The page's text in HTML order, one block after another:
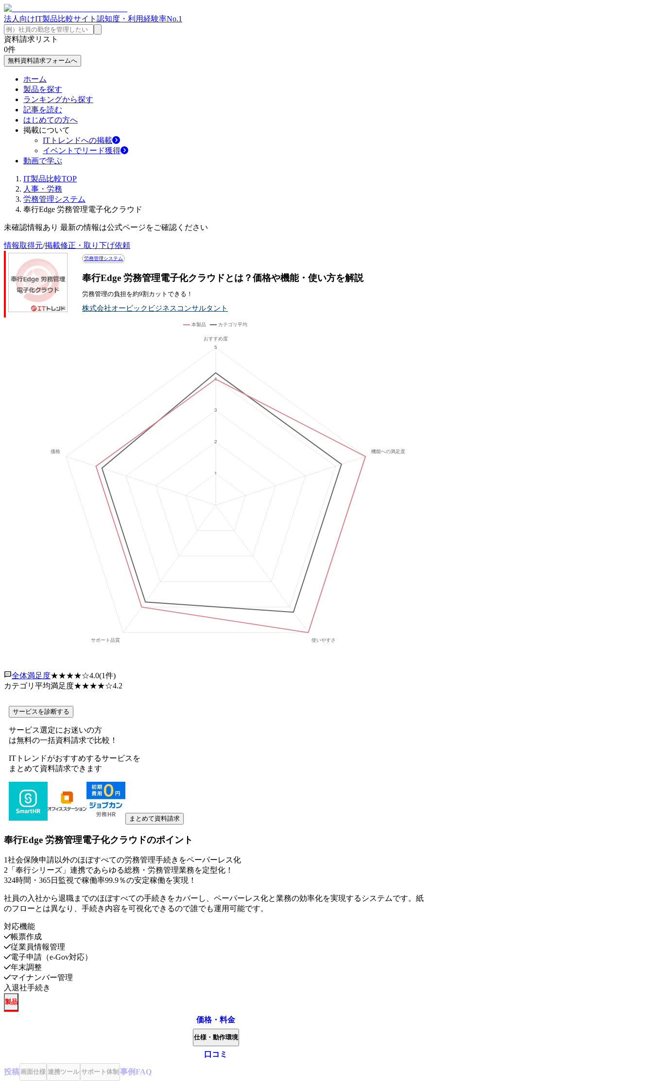
法人向けIT製品比較サイト 認知度・利用経験率No.1
資料請求リスト
0件
無料資料請求フォームへ
ホーム
製品を探す
ランキングから探す
記事を読む
はじめての方へ
掲載について
ITトレンドへの掲載
イベントでリード獲得
動画で学ぶ
IT製品比較TOP
人事・労務
労務管理システム
奉行Edge 労務管理電子化クラウド
未確認情報あり 最新の情報は公式ページをご確認ください
情報取得元/掲載修正・取り下げ依頼
労務管理システム
奉行Edge 労務管理電子化クラウドとは？価格や機能・使い方を解説
労務管理の負担を約9割カットできる！
株式会社オービックビジネスコンサルタント
全体満足度★★★★☆4.0(1件)
カテゴリ平均満足度★★★★☆4.2
サービスを診断する
サービス選定にお迷いの方
は無料の一括資料請求で比較！
ITトレンドがおすすめするサービスを
まとめて資料請求できます
まとめて資料請求
奉行Edge 労務管理電子化クラウドのポイント
1社会保険申請以外のほぼすべての労務管理手続きをペーパーレス化
2 「奉行シリーズ」連携であらゆる総務・労務管理業務を定型化！
324時間・365日監視で稼働率99.9％の安定稼働を実現！
社員の入社から退職までのほぼすべての手続きをカバーし、ペーパーレス化と業務の効率化を実現するシステムです。紙
のフローとは異なり、手続き内容を可視化できるので誰でも運用可能です。
対応機能
帳票作成
従業員情報管理
電子申請（e-Gov対応）
年末調整
マイナンバー管理
入退社手続き
製品
価格・料金
仕様・動作環境
口コミ
投稿画面仕様 連携ツール サポート体制 事例FAQ